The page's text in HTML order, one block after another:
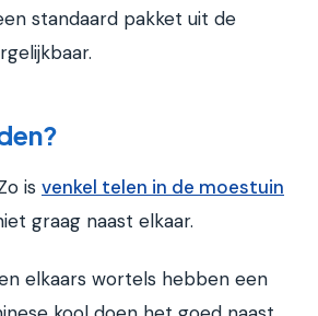
standaard pakket uit de
is venkel telen in de moestuin
graag naast elkaar.
elkaars wortels hebben een